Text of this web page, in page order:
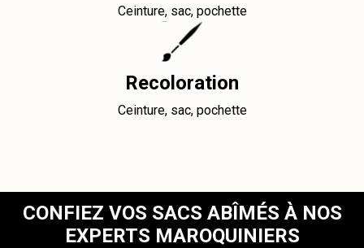
Ceinture, sac, pochette
Recoloration
Ceinture, sac, pochette
CONFIEZ VOS SACS ABÎMÉS À NOS
EXPERTS MAROQUINIERS